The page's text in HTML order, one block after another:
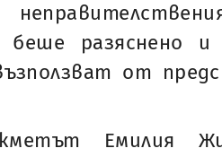
беше разяснено
от
кметът Емилия